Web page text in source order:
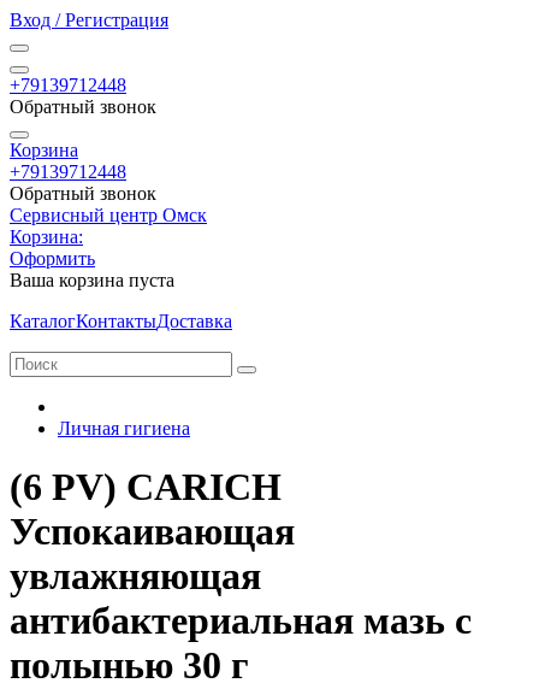
Вход / Регистрация
+79139712448
Обратный звонок
Корзина
+79139712448
Обратный звонок
Сервисный центр Омск
Корзина:
Оформить
Ваша корзина пуста
КаталогКонтактыДоставка
Личная гигиена
(6 PV) CARICH
Успокаивающая
увлажняющая
антибактериальная мазь с
полынью 30 г